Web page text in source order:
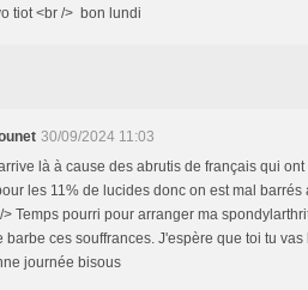
tiot <br /> bon lundi
30/09/2024 11:03
là à cause des abrutis de français qui
les 11% de lucides donc on est mal barrés
Temps pourri pour arranger ma
barbe ces souffrances. J'espère que toi tu
journée bisous